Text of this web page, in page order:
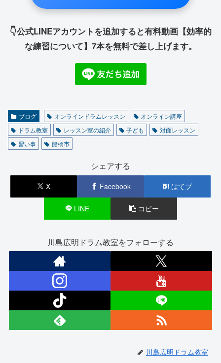
👇公式LINEアカウントを追加すると有料動画【効率的
な練習について】7本を無料で差し上げます。
ブログ オンラインドラムレッスン
オンライン講座
ドラム教室
レッスン室の紹介 子ども
対面レッスン
習い事
船橋市
シェアする
X Facebook はてブ
LINE コピー
川島広明ドラム教室をフォローする
川島広明ドラム教室